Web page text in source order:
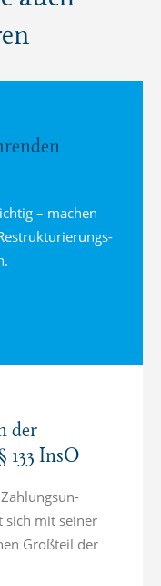
– machen
der
133 InsO
Zahlung­s­un­
sich mit seiner
Großteil der